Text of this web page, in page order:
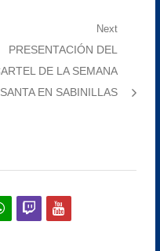
Next
Next
post:
PRESENTACIÓN DEL
DE LA SEMANA
SANTA EN SABINILLAS
whatsapp
twitchyoutube